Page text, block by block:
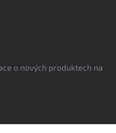
o nových produktech na